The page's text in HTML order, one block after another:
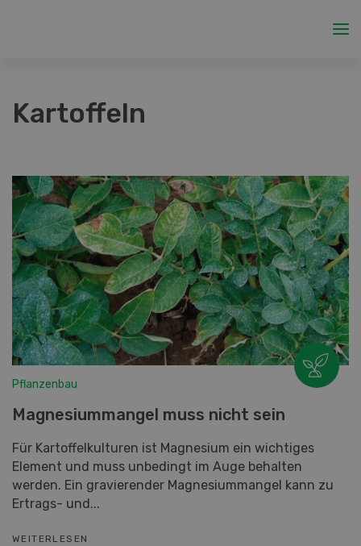
Kartoffeln
Pflanzenbau
Magnesiummangel muss nicht sein
Für Kartoffelkulturen ist Magnesium ein wichtiges
Element und muss unbedingt im Auge behalten
werden. Ein gravierender Magnesiummangel kann zu
Ertrags- und...
WEITERLESEN